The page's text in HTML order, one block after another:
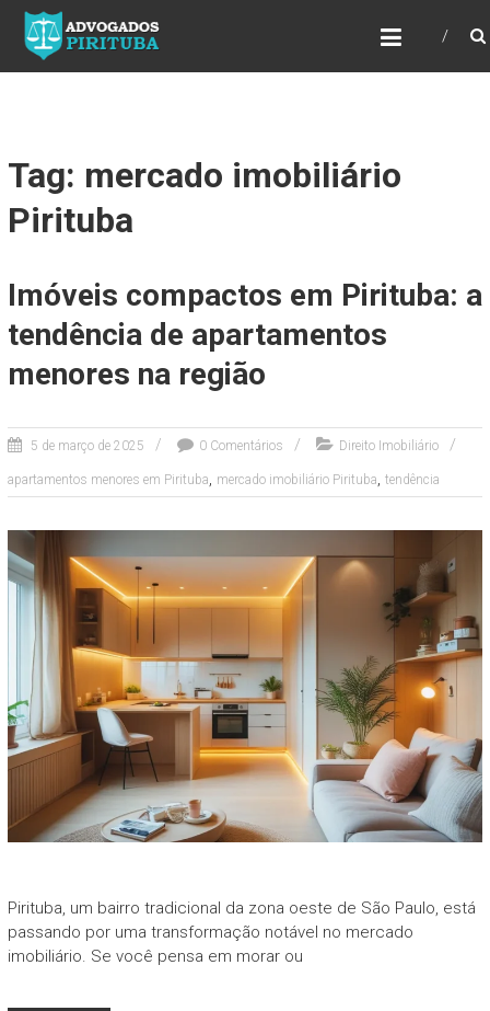
ADVOGADOS PIRITUBA
Precisando de advogado? Entre em contato!
Fazemos toda a assessoria que você
Tag: mercado imobiliário
Pirituba
Imóveis compactos em Pirituba: a
tendência de apartamentos
menores na região
5 de março de 2025 0 Comentários Direito Imobiliário
apartamentos menores em Pirituba, mercado imobiliário Pirituba, tendência
Pirituba, um bairro tradicional da zona oeste de São Paulo, está
passando por uma transformação notável no mercado
imobiliário. Se você pensa em morar ou